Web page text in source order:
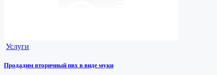
Услуги
Продадим вторичный пвх в виде муки